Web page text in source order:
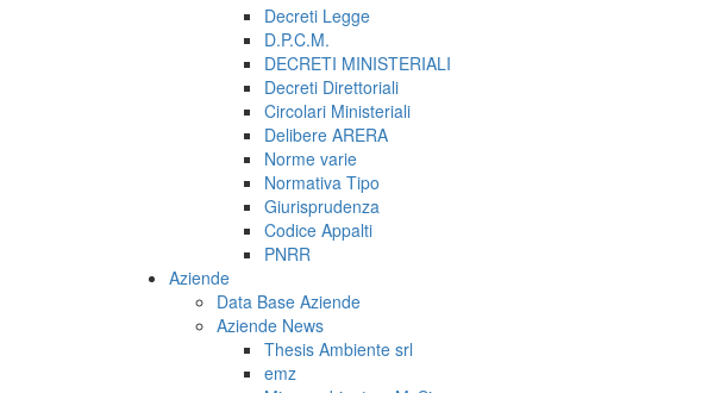
Decreti Legge
D.P.C.M.
DECRETI MINISTERIALI
Decreti Direttoriali
Circolari Ministeriali
Delibere ARERA
Norme varie
Normativa Tipo
Giurisprudenza
Codice Appalti
PNRR
Aziende
Data Base Aziende
Aziende News
Thesis Ambiente srl
emz